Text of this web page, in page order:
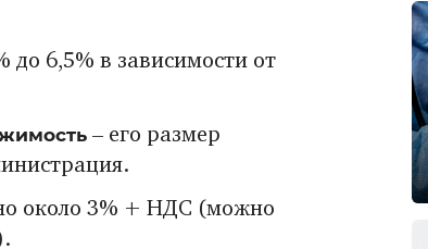
до 6,5% в зависимости от
– его размер
около 3% + НДС (можно